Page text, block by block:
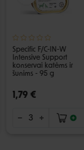
Specific F/C-IN-W
Intensive Support
konservai katėms ir
šunims - 95 g
1,79 €